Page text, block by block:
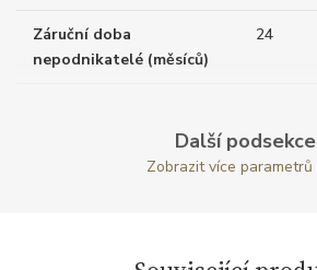
Záruční doba
nepodnikatelé (měsíců)
24
Další podsekce
Zobrazit více parametrů